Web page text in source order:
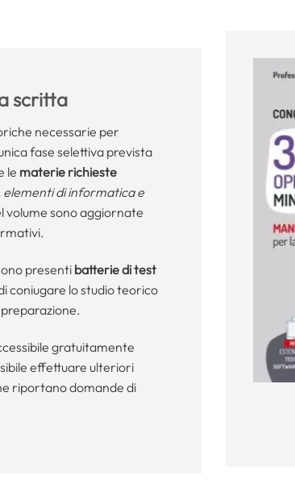
scritta
necessarie per
fase selettiva prevista
le materie richieste
elementi di informatica e
volume sono aggiornate
presentibatterie di test
coniugare lo studio teorico
gratuitamente
effettuare ulteriori
riportano domande di